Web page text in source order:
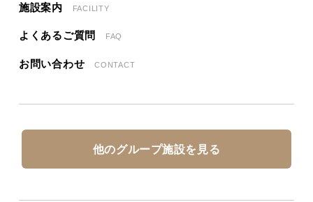
施設案内 FACILITY
よくあるご質問 FAQ
お問い合わせ CONTACT
他のグループ施設を見る